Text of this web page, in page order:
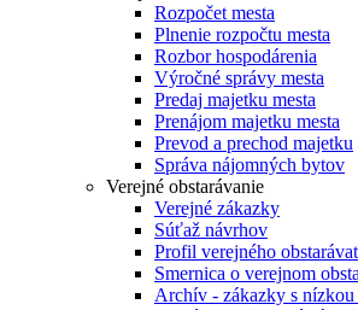
Rozpočet mesta
Plnenie rozpočtu mesta
Rozbor hospodárenia
Výročné správy mesta
Predaj majetku mesta
Prenájom majetku mesta
Prevod a prechod majetku
Správa nájomných bytov
Verejné obstarávanie
Verejné zákazky
Súťaž návrhov
Profil verejného
Smernica o verejnom
Archív - zákazky s nízkou